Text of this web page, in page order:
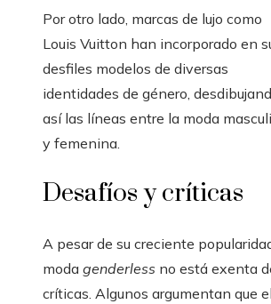
Por otro lado, marcas de lujo como
Louis Vuitton han incorporado en
desfiles modelos de diversas
identidades de género,
así las líneas entre la moda
y femenina.
Desafíos y críticas
A pesar de su creciente
moda genderless no está exenta
críticas. Algunos argumentan que el